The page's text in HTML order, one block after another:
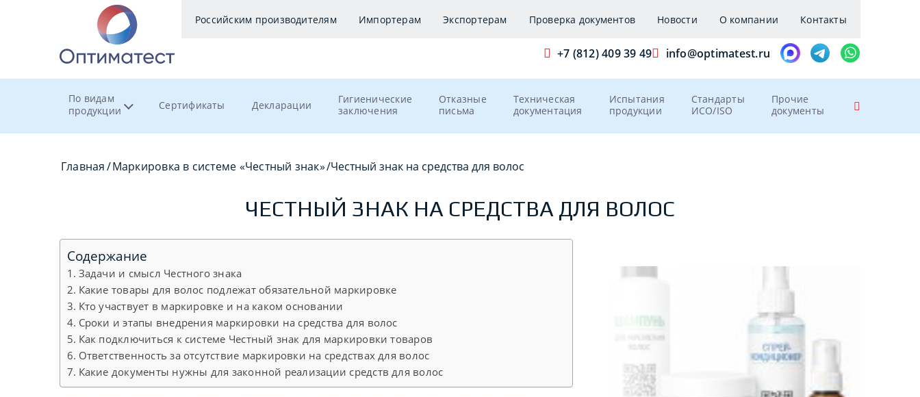
Российским производителям Импортерам Экспортерам Проверка документов Новости О компании Контакты
+7 (812) 409 39 49 info@optimatest.ru
По видам
продукции
Сертификаты Декларации
Гигиенические
заключения
Отказные
письма
Техническая
документация
Испытания
продукции
Стандарты
ИСО/ISO
Прочие
документы
Главная/Маркировка в системе «Честный знак»/Честный знак на средства для волос
ЧЕСТНЫЙ ЗНАК НА СРЕДСТВА ДЛЯ ВОЛОС
Содержание
Задачи и смысл Честного знака
Какие товары для волос подлежат обязательной маркировке
Кто участвует в маркировке и на каком основании
Сроки и этапы внедрения маркировки на средства для волос
Как подключиться к системе Честный знак для маркировки товаров
Ответственность за отсутствие маркировки на средствах для волос
Какие документы нужны для законной реализации средств для волос